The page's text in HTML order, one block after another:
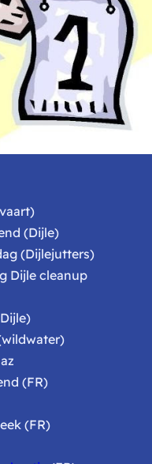
(Dijle)
(Dijlejutters)
Dijle cleanup
(FR)
(FR)